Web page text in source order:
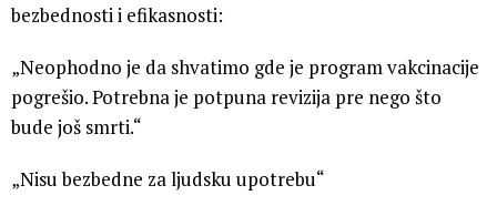
bezbednosti i efikasnosti:
„Neophodno je da shvatimo gde je program vakcinacije
pogrešio. Potrebna je potpuna revizija pre nego što
bude još smrti.“
„Nisu bezbedne za ljudsku upotrebu“